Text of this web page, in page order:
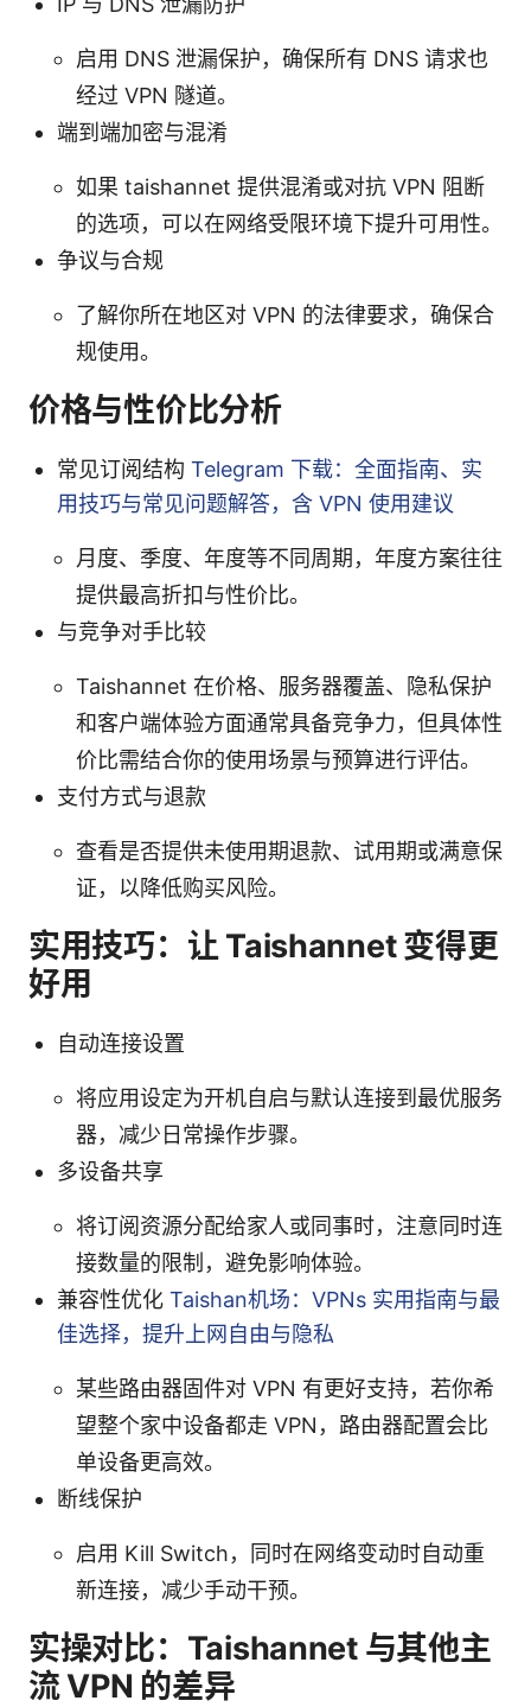
启用 DNS 泄漏保护，确保所有 DNS 请求也
经过 VPN 隧道。
端到端加密与混淆
如果 taishannet 提供混淆或对抗 VPN 阻断
的选项，可以在网络受限环境下提升可用性。
争议与合规
了解你所在地区对 VPN 的法律要求，确保合
规使用。
价格与性价比分析
常见订阅结构 Telegram 下载：全面指南、实
用技巧与常见问题解答，含 VPN 使用建议
月度、季度、年度等不同周期，年度方案往往
提供最高折扣与性价比。
与竞争对手比较
Taishannet 在价格、服务器覆盖、隐私保护
和客户端体验方面通常具备竞争力，但具体性
价比需结合你的使用场景与预算进行评估。
支付方式与退款
查看是否提供未使用期退款、试用期或满意保
证，以降低购买风险。
实用技巧：让 Taishannet 变得更
好用
自动连接设置
将应用设定为开机自启与默认连接到最优服务
器，减少日常操作步骤。
多设备共享
将订阅资源分配给家人或同事时，注意同时连
接数量的限制，避免影响体验。
兼容性优化 Taishan机场：VPNs 实用指南与最
佳选择，提升上网自由与隐私
某些路由器固件对 VPN 有更好支持，若你希
望整个家中设备都走 VPN，路由器配置会比
单设备更高效。
断线保护
启用 Kill Switch，同时在网络变动时自动重
新连接，减少手动干预。
实操对比：Taishannet 与其他主
流 VPN 的差异